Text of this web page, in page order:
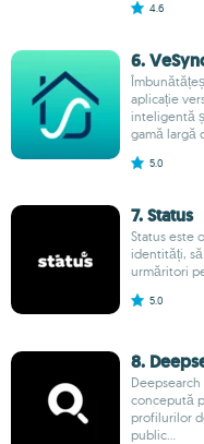
4.6
6.
aplicație
inteligentă
gamă largă
5.0
7. Status
Status este
identități,
urmăritori
5.0
8.
concepută
profilurilor
public...